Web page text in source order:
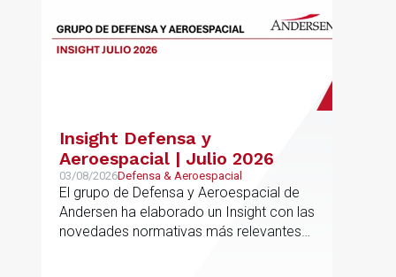
Insight Defensa y
Aeroespacial | Julio 2026
03/08/2026Defensa & Aeroespacial
El grupo de Defensa y Aeroespacial de
Andersen ha elaborado un Insight con las
novedades normativas más relevantes